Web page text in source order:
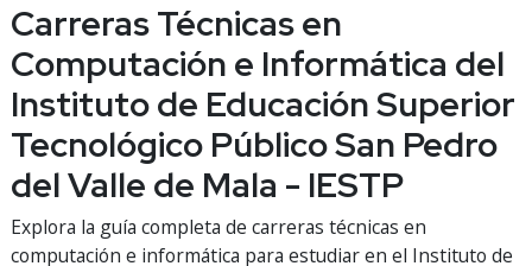
Carreras Técnicas en
Computación e Informática del
Instituto de Educación Superior
Tecnológico Público San Pedro
del Valle de Mala - IESTP
Explora la guía completa de carreras técnicas en
computación e informática para estudiar en el Instituto de